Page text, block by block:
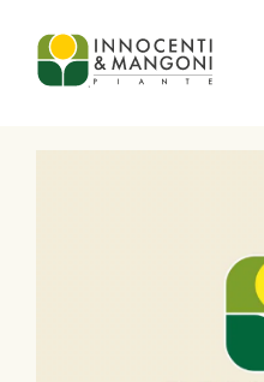
Skip to main content